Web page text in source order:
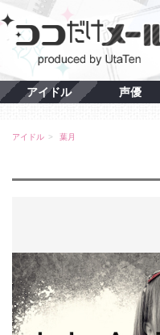
アイドル 声優
アイドル 葉月